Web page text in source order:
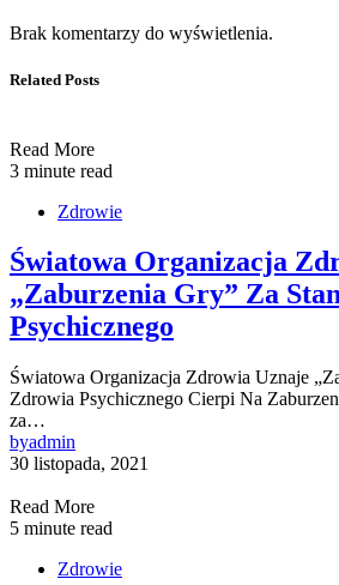
Brak komentarzy do wyświetlenia.
Related Posts
Read More
3 minute read
Zdrowie
Światowa Organizacja
„Zaburzenia Gry” Za
Psychicznego
Światowa Organizacja Zdrowia Uznaje
Zdrowia Psychicznego Cierpi Na
za…
byadmin
30 listopada, 2021
Read More
5 minute read
Zdrowie